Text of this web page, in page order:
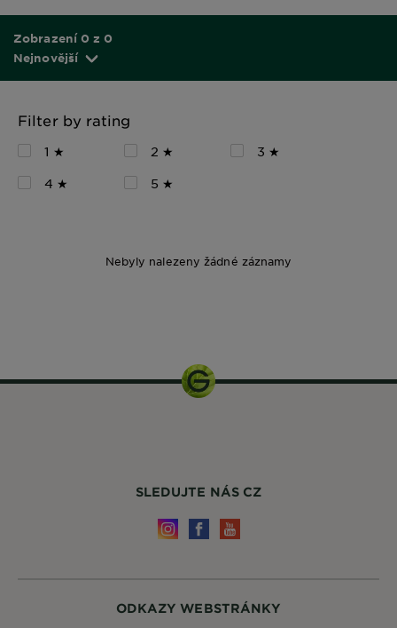
Zobrazení 0 z 0
Nejnovější
Filter by rating
1 ★ 2 ★
3 ★
4 ★
5 ★
Nebyly nalezeny žádné záznamy
ODKAZY WEBSTRÁNKY
SLEDUJTE NÁS CZ